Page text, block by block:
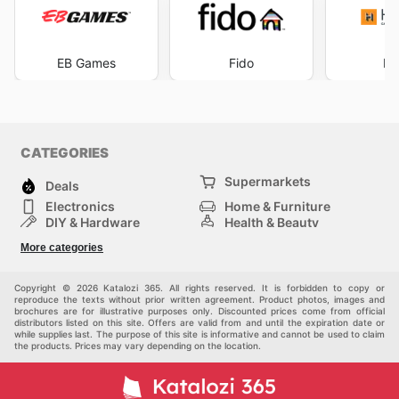
EB Games Fido
CATEGORIES
Deals
Supermarkets
Electronics
Home & Furniture
DIY & Hardware
Health & Beauty
Kids
More categories
Copyright © 2026 Katalozi 365. All rights reserved. It is forbidden to copy or
reproduce the texts without prior written agreement. Product photos, images and
brochures are for illustrative purposes only. Discounted prices come from official
distributors listed on this site. Offers are valid from and until the expiration date or
while supplies last. The purpose of this site is informative and cannot be used to claim
the products. Prices may vary depending on the location.